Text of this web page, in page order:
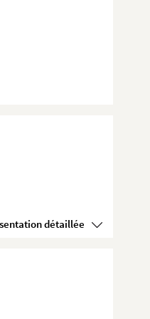
Voir la présentation détaillée